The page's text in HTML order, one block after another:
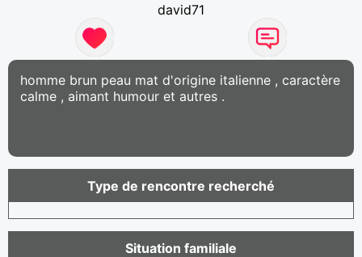
david71
homme brun peau mat d'origine italienne , caractère
calme , aimant humour et autres .
Type de rencontre recherché
Situation familiale